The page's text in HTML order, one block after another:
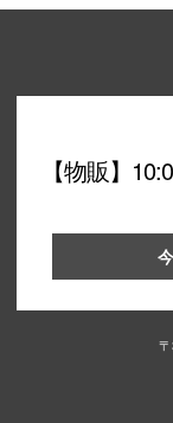
【物販】